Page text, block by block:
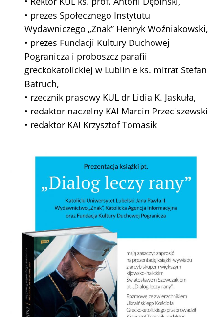
• prezes Społecznego Instytutu
Wydawniczego „Znak” Henryk Woźniakowski,
• prezes Fundacji Kultury Duchowej
Pogranicza i proboszcz parafii
greckokatolickiej w Lublinie ks. mitrat Stefan
Batruch,
• rzecznik prasowy KUL dr Lidia K. Jaskuła,
• redaktor naczelny KAI Marcin Przeciszewski
• redaktor KAI Krzysztof Tomasik